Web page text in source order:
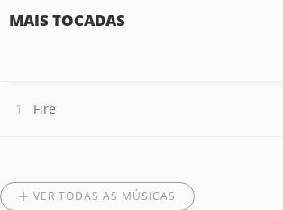
MAIS TOCADAS
Fire
VER TODAS AS MÚSICAS